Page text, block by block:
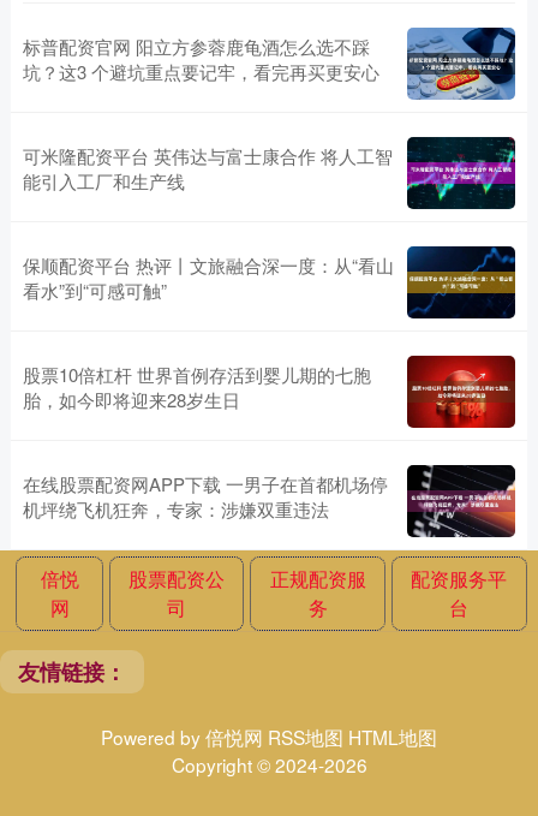
标普配资官网 阳立方参蓉鹿龟酒怎么选不踩
坑？这3 个避坑重点要记牢，看完再买更安心
可米隆配资平台 英伟达与富士康合作 将人工智
能引入工厂和生产线
保顺配资平台 热评丨文旅融合深一度：从“看山
看水”到“可感可触”
股票10倍杠杆 世界首例存活到婴儿期的七胞
胎，如今即将迎来28岁生日
在线股票配资网APP下载 一男子在首都机场停
机坪绕飞机狂奔，专家：涉嫌双重违法
倍悦
网
股票配资公
司
正规配资服
务
配资服务平
台
友情链接：
Powered by倍悦网 RSS地图 HTML地图
Copyright© 2024-2026